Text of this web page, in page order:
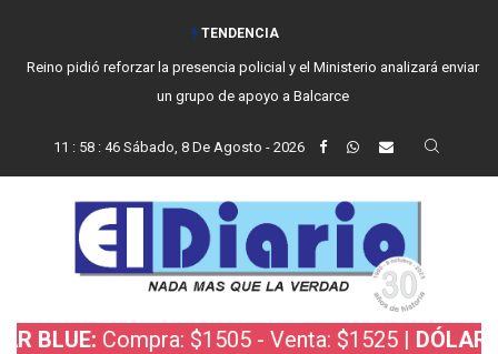
TENDENCIA
Reino pidió reforzar la presencia policial y el Ministerio analizará enviar
un grupo de apoyo a Balcarce
11 : 58 : 47 Sábado, 8 De Agosto - 2026
Compra: $1505 - Venta: $1525 | DÓLAR BOLSA: